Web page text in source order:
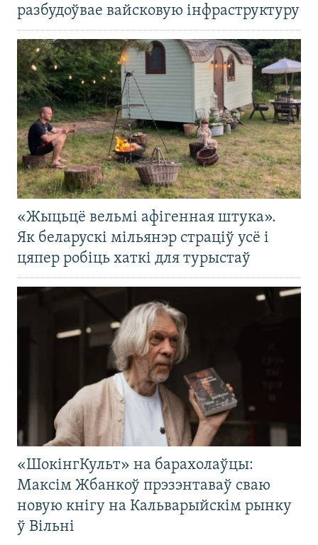
разбудоўвае вайсковую інфраструктуру
«Жыцьцё вельмі афігенная штука».
Як беларускі мільянэр страціў усё і
цяпер робіць хаткі для турыстаў
«ШокінгКульт» на барахолаўцы:
Максім Жбанкоў прэзэнтаваў сваю
новую кнігу на Кальварыйскім рынку
ў Вільні